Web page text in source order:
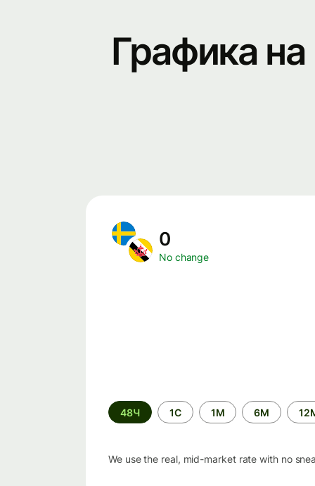
Графика на
0
No change
Time
period
48Ч 1С 1М 6М
We use the real, mid-market rate with no